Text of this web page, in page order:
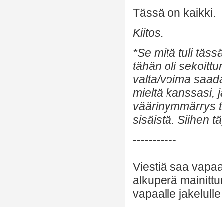
Tässä on kaikki.
Kiitos.
*Se mitä tuli
tähän oli
valta/voima
mieltä kanssasi,
väärinymmärrys
sisäistä. Siihen
-----------
Viestiä saa
alkuperä
vapaalle